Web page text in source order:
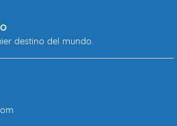
destino del mundo.